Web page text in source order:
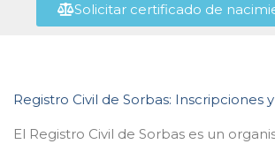
Solicitar certificado de
Registro Civil de Sorbas: Inscripciones
El Registro Civil de Sorbas es un